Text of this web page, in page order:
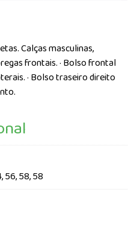
Calças masculinas,
frontais. · Bolso frontal
· Bolso traseiro direito
56, 58, 58